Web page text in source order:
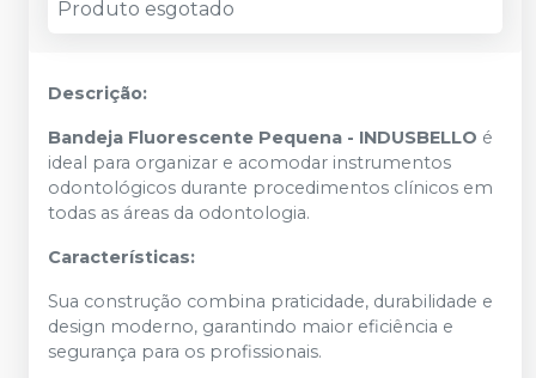
Produto esgotado
Descrição:
Bandeja Fluorescente Pequena - INDUSBELLO é
ideal para organizar e acomodar instrumentos
odontológicos durante procedimentos clínicos em
todas as áreas da odontologia.
Características:
Sua construção combina praticidade, durabilidade e
design moderno, garantindo maior eficiência e
segurança para os profissionais.